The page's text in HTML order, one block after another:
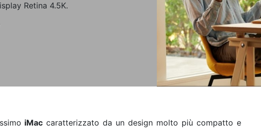
Retina 4.5K.
iMac caratterizzato da un design molto più compatto e